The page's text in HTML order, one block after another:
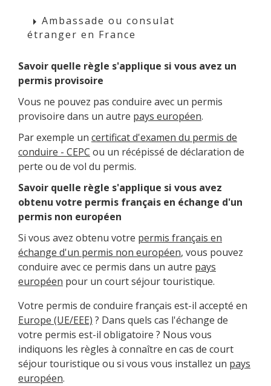
arrow_right Ambassade ou consulat
étranger en France
Savoir quelle règle s'applique si vous avez un
permis provisoire
Vous ne pouvez pas conduire avec un permis
provisoire dans un autre pays européen.
Par exemple un certificat d'examen du permis de
conduire - CEPC ou un récépissé de déclaration de
perte ou de vol du permis.
Savoir quelle règle s'applique si vous avez
obtenu votre permis français en échange d'un
permis non européen
Si vous avez obtenu votre permis français en
échange d'un permis non européen, vous pouvez
conduire avec ce permis dans un autre pays
européen pour un court séjour touristique.
Votre permis de conduire français est-il accepté en
Europe (UE/EEE) ? Dans quels cas l'échange de
votre permis est-il obligatoire ? Nous vous
indiquons les règles à connaître en cas de court
séjour touristique ou si vous vous installez un pays
européen.